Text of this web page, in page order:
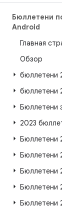
Бюллетени
Android
Главная
Обзор
бюллетени
бюллетени
Бюллетени
2023
Бюллетени
Бюллетени
Бюллетени
Бюллетени
Бюллетени